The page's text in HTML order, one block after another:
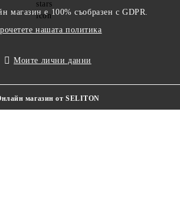
магазин е 100% съобразен с GDPR.
нашата политика
Моите лични данни
магазин от SELITON